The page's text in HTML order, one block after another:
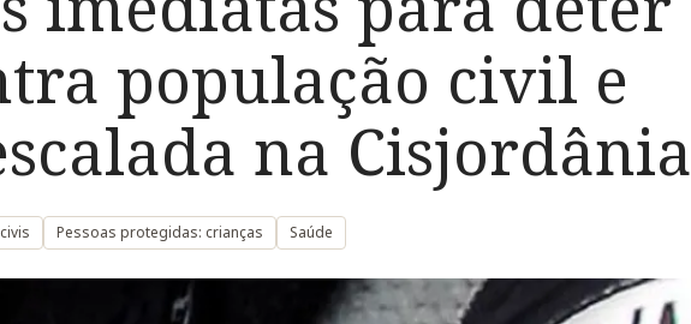
população civil e
na Cisjordânia
Pessoas protegidas: crianças Saúde